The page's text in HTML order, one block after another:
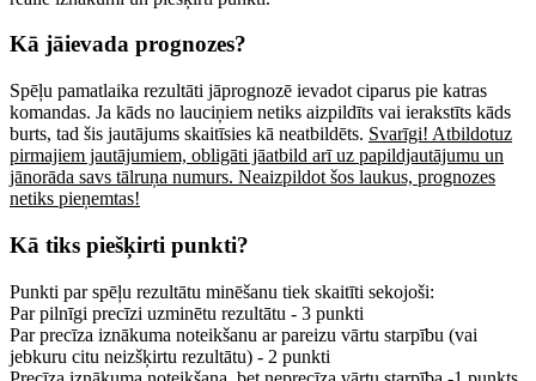
Kā jāievada prognozes?
Spēļu pamatlaika rezultāti jāprognozē ievadot ciparus pie katras
komandas. Ja kāds no lauciņiem netiks aizpildīts vai ierakstīts kāds
burts, tad šis jautājums skaitīsies kā neatbildēts. Svarīgi! Atbildotuz
pirmajiem jautājumiem, obligāti jāatbild arī uz papildjautājumu un
jānorāda savs tālruņa numurs. Neaizpildot šos laukus, prognozes
netiks pieņemtas!
Kā tiks piešķirti punkti?
Punkti par spēļu rezultātu minēšanu tiek skaitīti sekojoši:
Par pilnīgi precīzi uzminētu rezultātu - 3 punkti
Par precīza iznākuma noteikšanu ar pareizu vārtu starpību (vai
jebkuru citu neizšķirtu rezultātu) - 2 punkti